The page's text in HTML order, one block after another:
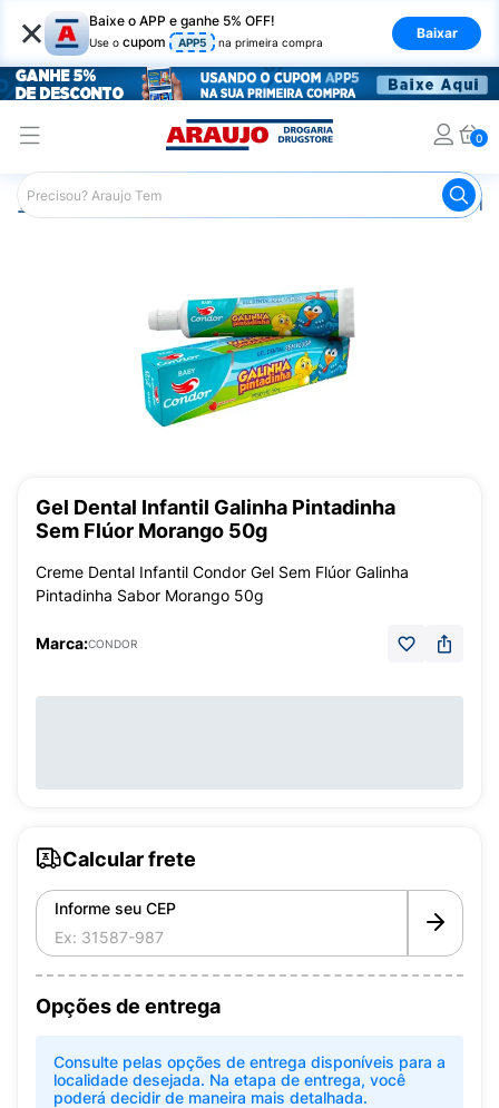
× Baixe o APP e ganhe 5% OFF!
Use o cupom APP5 na primeira compra
Baixar
0
Araujo Infantil Creme Dental
Gel Dental Infantil Galinha Pintadinha
Sem Flúor Morango 50g
Creme Dental Infantil Condor Gel Sem Flúor Galinha
Pintadinha Sabor Morango 50g
Marca:CONDOR
Calcular frete
Informe seu CEP
Opções de entrega
Consulte pelas opções de entrega disponíveis para a
localidade desejada. Na etapa de entrega, você
poderá decidir de maneira mais detalhada.